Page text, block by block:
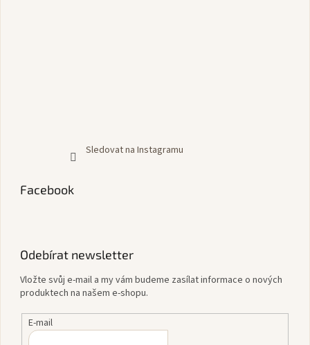
Sledovat na Instagramu
Facebook
Odebírat newsletter
Vložte svůj e-mail a my vám budeme zasílat informace o nových
produktech na našem e-shopu.
E-mail